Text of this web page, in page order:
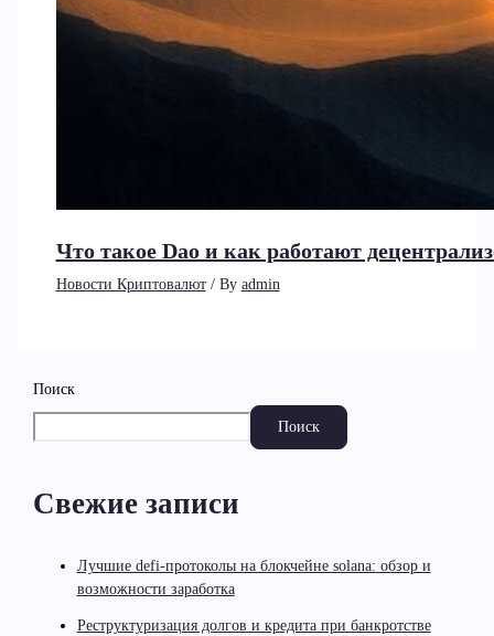
Что такое Dao и как работают
Новости Криптовалют/ By admin
Поиск
Поиск
Свежие записи
Лучшие defi-протоколы на блокчейне solana: обзор и
возможности заработка
Реструктуризация долгов и кредита при банкротстве